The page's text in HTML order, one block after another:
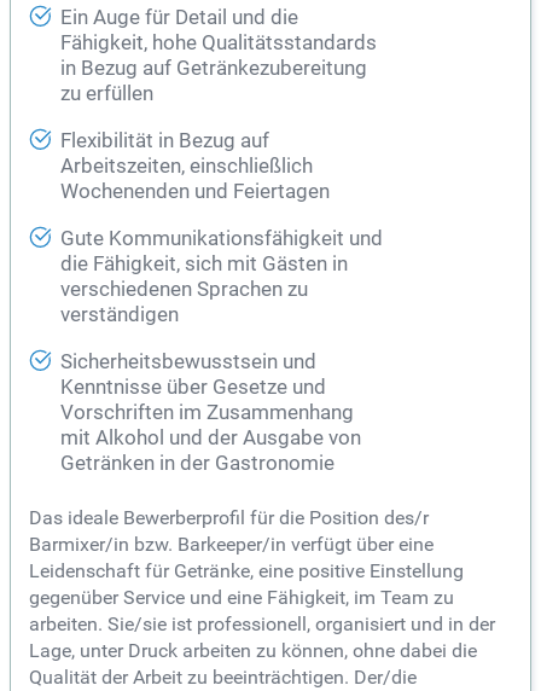
Ein Auge für Detail und die
Fähigkeit, hohe Qualitätsstandards
in Bezug auf Getränkezubereitung
zu erfüllen
Flexibilität in Bezug auf
Arbeitszeiten, einschließlich
Wochenenden und Feiertagen
Gute Kommunikationsfähigkeit und
die Fähigkeit, sich mit Gästen in
verschiedenen Sprachen zu
verständigen
Sicherheitsbewusstsein und
Kenntnisse über Gesetze und
Vorschriften im Zusammenhang
mit Alkohol und der Ausgabe von
Getränken in der Gastronomie
Das ideale Bewerberprofil für die Position des/r
Barmixer/in bzw. Barkeeper/in verfügt über eine
Leidenschaft für Getränke, eine positive Einstellung
gegenüber Service und eine Fähigkeit, im Team zu
arbeiten. Sie/sie ist professionell, organisiert und in der
Lage, unter Druck arbeiten zu können, ohne dabei die
Qualität der Arbeit zu beeinträchtigen. Der/die